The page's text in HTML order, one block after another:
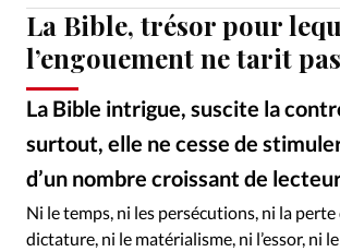
Tous les articles
Faire un don
Emploi
Se connecter
Édition: Internationale
Devise:CHF
La Bible, trésor pour
l’engouement ne tarit pas
La Bible intrigue, suscite la
surtout, elle ne cesse de
d’un nombre croissant de
Ni le temps, ni les persécutions, ni la perte
dictature, ni le matérialisme, ni l’essor, ni